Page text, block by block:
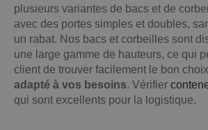
plusieurs variantes de bacs et de
avec des portes simples et doubles,
un rabat. Nos bacs et corbeilles sont
une large gamme de hauteurs, ce qui
client de trouver facilement le bon
adapté à vos besoins. Vérifier
qui sont excellents pour la logistique.